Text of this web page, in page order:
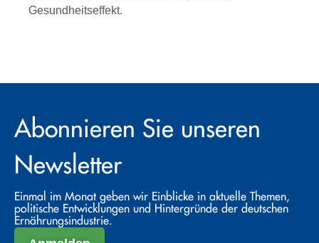
Gesundheitseffekt.
Abonnieren Sie unseren
Newsletter
Einmal im Monat geben wir Einblicke in aktuelle Themen,
politische Entwicklungen und Hintergründe der deutschen
Ernährungsindustrie.